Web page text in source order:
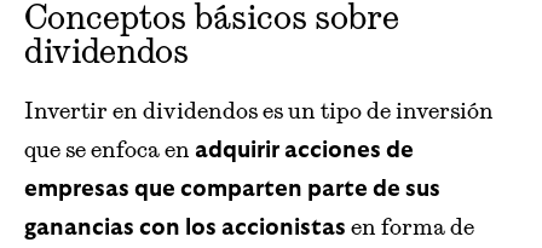
Conceptos básicos sobre
dividendos
Invertir en dividendos es un tipo de inversión
que se enfoca en adquirir acciones de
empresas que comparten parte de sus
ganancias con los accionistas en forma de